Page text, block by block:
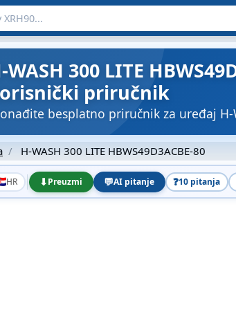
WASH 300 LITE
priručnik
besplatno priručnik za uređaj H-
H-WASH 300 LITE HBWS49D3ACBE-80
HR ⬇Preuzmi 💬AI pitanje ❓10 pitanja